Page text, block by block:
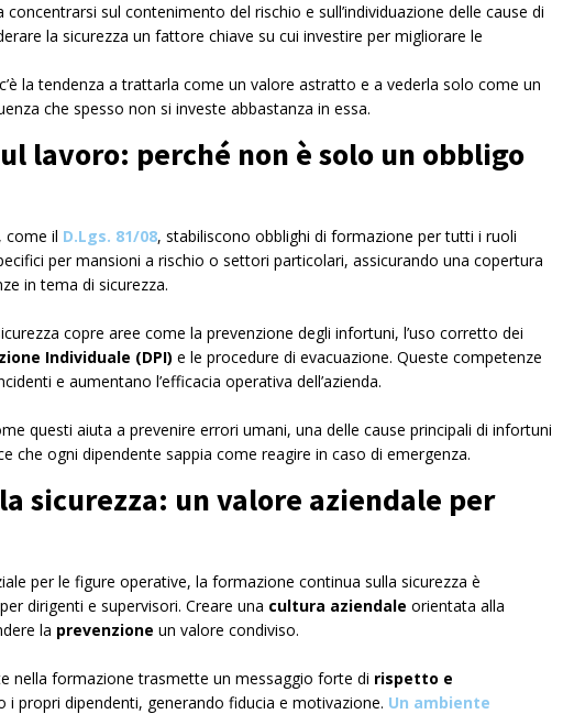
concentrarsi sul contenimento del rischio e sull’individuazione delle cause di
la sicurezza un fattore chiave su cui investire per migliorare le
la tendenza a trattarla come un valore astratto e a vederla solo come un
che spesso non si investe abbastanza in essa.
lavoro: perché non è solo un obbligo
come il D.Lgs. 81/08, stabiliscono obblighi di formazione per tutti i ruoli
per mansioni a rischio o settori particolari, assicurando una copertura
in tema di sicurezza.
copre aree come la prevenzione degli infortuni, l’uso corretto dei
Individuale (DPI) e le procedure di evacuazione. Queste competenze
e aumentano l’efficacia operativa dell’azienda.
questi aiuta a prevenire errori umani, una delle cause principali di infortuni
che ogni dipendente sappia come reagire in caso di emergenza.
sicurezza: un valore aziendale per
per le figure operative, la formazione continua sulla sicurezza è
dirigenti e supervisori. Creare una cultura aziendale orientata alla
la prevenzione un valore condiviso.
nella formazione trasmette un messaggio forte di rispetto e
i propri dipendenti, generando fiducia e motivazione. Un ambiente